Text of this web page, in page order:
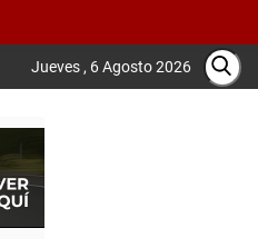
Jueves , 6 Agosto 2026